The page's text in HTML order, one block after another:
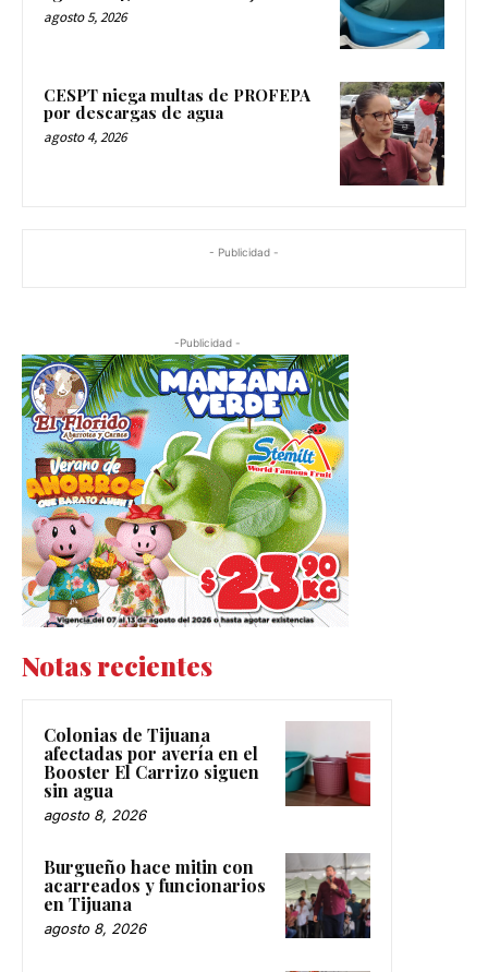
agosto 5, 2026
CESPT niega multas de PROFEPA
por descargas de agua
agosto 4, 2026
- Publicidad -
-Publicidad -
Notas recientes
Colonias de Tijuana
afectadas por avería en el
Booster El Carrizo siguen
sin agua
agosto 8, 2026
Burgueño hace mitin con
acarreados y funcionarios
en Tijuana
agosto 8, 2026